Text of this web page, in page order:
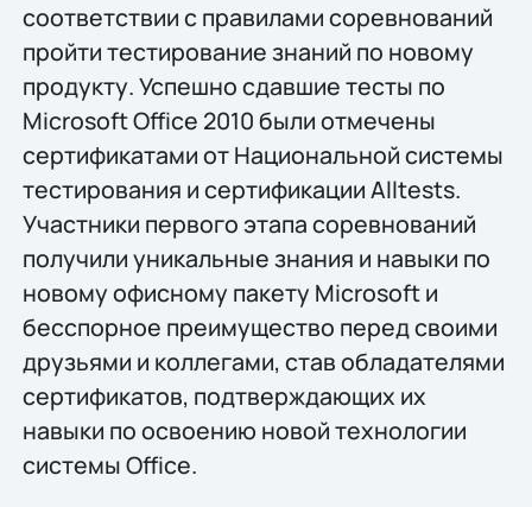
соответствии с правилами соревнований
пройти тестирование знаний по новому
продукту. Успешно сдавшие тесты по
Microsoft Office 2010 были отмечены
сертификатами от Национальной системы
тестирования и сертификации Alltests.
Участники первого этапа соревнований
получили уникальные знания и навыки по
новому офисному пакету Microsoft и
бесспорное преимущество перед своими
друзьями и коллегами, став обладателями
сертификатов, подтверждающих их
навыки по освоению новой технологии
системы Office.